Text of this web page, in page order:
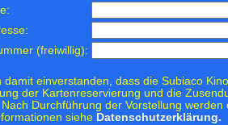
(freiwillig):
damit einverstanden, dass die Subiaco
der Kartenreservierung und die
Durchführung der Vorstellung
siehe Datenschutzerklärung.